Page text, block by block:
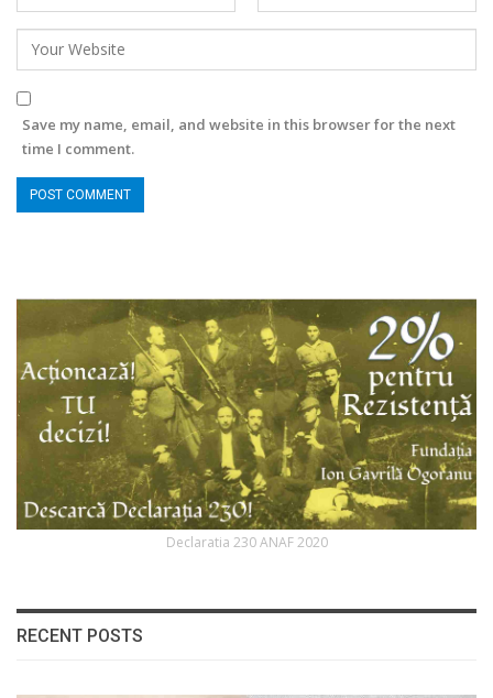
Save my name, email, and website in this browser for the next
time I comment.
Declaratia 230 ANAF 2020
RECENT POSTS